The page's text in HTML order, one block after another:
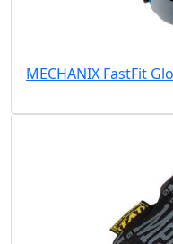
MECHANIX FastFit